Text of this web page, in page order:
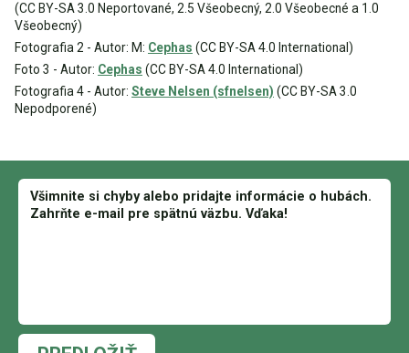
(CC BY-SA 3.0 Neportované, 2.5 Všeobecný, 2.0 Všeobecné a 1.0
Všeobecný)
Fotografia 2 - Autor: M: Cephas (CC BY-SA 4.0 International)
Foto 3 - Autor: Cephas (CC BY-SA 4.0 International)
Fotografia 4 - Autor: Steve Nelsen (sfnelsen) (CC BY-SA 3.0
Nepodporené)